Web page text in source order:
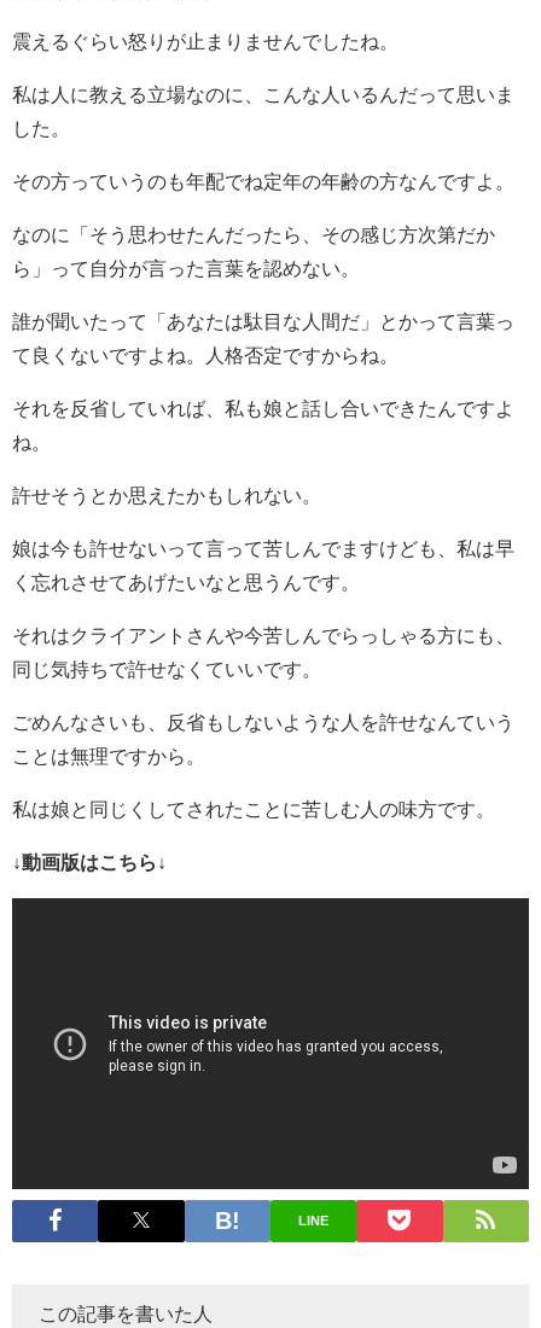
震えるぐらい怒りが止まりませんでしたね。
私は人に教える立場なのに、こんな人いるんだって思いま
した。
その方っていうのも年配でね定年の年齢の方なんですよ。
なのに「そう思わせたんだったら、その感じ方次第だか
ら」って自分が言った言葉を認めない。
誰が聞いたって「あなたは駄目な人間だ」とかって言葉っ
て良くないですよね。人格否定ですからね。
それを反省していれば、私も娘と話し合いできたんですよ
ね。
許せそうとか思えたかもしれない。
娘は今も許せないって言って苦しんでますけども、私は早
く忘れさせてあげたいなと思うんです。
それはクライアントさんや今苦しんでらっしゃる方にも、
同じ気持ちで許せなくていいです。
ごめんなさいも、反省もしないような人を許せなんていう
ことは無理ですから。
私は娘と同じくしてされたことに苦しむ人の味方です。
↓動画版はこちら↓
LINE
この記事を書いた人